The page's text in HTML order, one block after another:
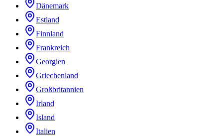
Dänemark
Estland
Finnland
Frankreich
Georgien
Griechenland
Großbritannien
Irland
Island
Italien